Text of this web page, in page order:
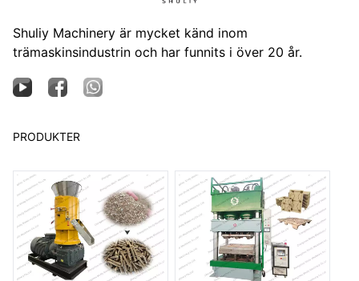
Shuliy Machinery är mycket känd inom
trämaskinsindustrin och har funnits i över 20 år.
PRODUKTER